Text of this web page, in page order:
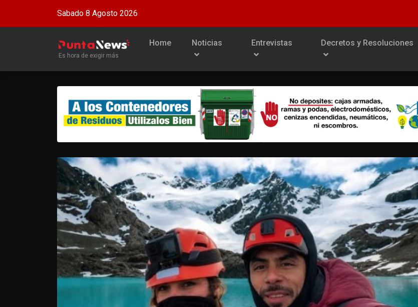
Sabado 8 Agosto 2026
Es hora de exigir más
Home Noticias Entrevistas Decretos y Resoluciones